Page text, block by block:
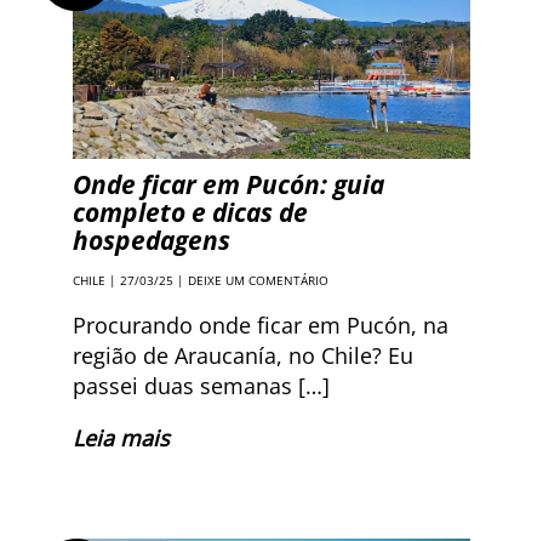
Onde ficar em Pucón: guia
completo e dicas de
hospedagens
CHILE | 27/03/25 | DEIXE UM COMENTÁRIO
Procurando onde ficar em Pucón, na
região de Araucanía, no Chile? Eu
passei duas semanas […]
Leia mais